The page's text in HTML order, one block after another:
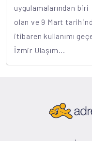
uygulamalarından biri
olan ve 9 Mart
itibaren kullanımı
İzmir Ulaşım...